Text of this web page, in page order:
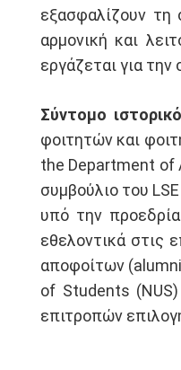
εξασφαλίζουν τη
αρμονική και
εργάζεται για
Σύντομο
φοιτητών και
the Department of
συμβούλιο του
υπό την
εθελοντικά στις
αποφοίτων
of Students
επιτροπών